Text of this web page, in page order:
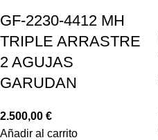
GF-2230-4412 MH
TRIPLE ARRASTRE
2 AGUJAS
GARUDAN
2.500,00 €
Añadir al carrito